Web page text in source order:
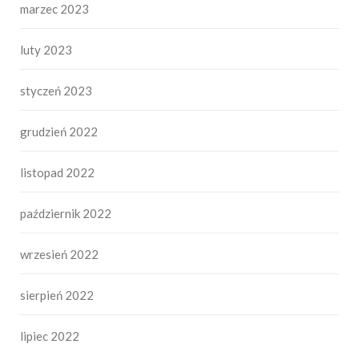
marzec 2023
luty 2023
styczeń 2023
grudzień 2022
listopad 2022
październik 2022
wrzesień 2022
sierpień 2022
lipiec 2022